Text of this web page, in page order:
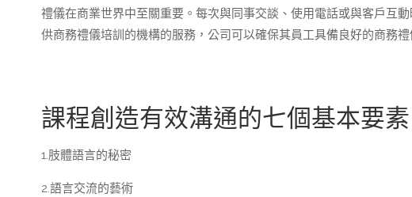
禮儀在商業世界中至關重要。每次與同事交談、使用電話或與客戶互
供商務禮儀培訓的機構的服務，公司可以確保其員工具備良好的商務
課程創造有效溝通的七個基本要素
1.肢體語言的秘密
2.語言交流的藝術